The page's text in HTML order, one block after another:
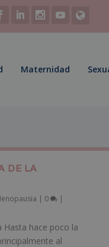
Maternidad
DE LA
| 0 |
Hasta hace poco la
al